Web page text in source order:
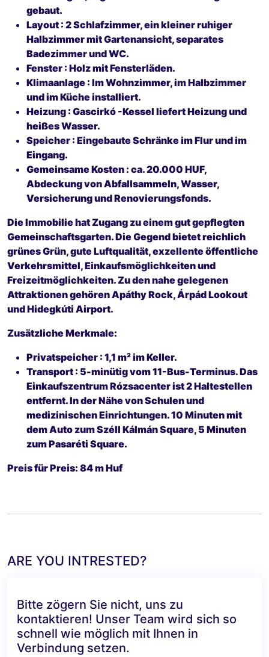
gebaut.
Layout : 2 Schlafzimmer, ein kleiner ruhiger
Halbzimmer mit Gartenansicht, separates
Badezimmer und WC.
Fenster : Holz mit Fensterläden.
Klimaanlage : Im Wohnzimmer, im Halbzimmer
und im Küche installiert.
Heizung : Gascirkó -Kessel liefert Heizung und
heißes Wasser.
Speicher : Eingebaute Schränke im Flur und im
Eingang.
Gemeinsame Kosten : ca. 20.000 HUF,
Abdeckung von Abfallsammeln, Wasser,
Versicherung und Renovierungsfonds.
Die Immobilie hat Zugang zu einem gut gepflegten
Gemeinschaftsgarten. Die Gegend bietet reichlich
grünes Grün, gute Luftqualität, exzellente öffentliche
Verkehrsmittel, Einkaufsmöglichkeiten und
Freizeitmöglichkeiten. Zu den nahe gelegenen
Attraktionen gehören Apáthy Rock, Árpád Lookout
und Hidegkúti Airport.
Zusätzliche Merkmale:
Privatspeicher : 1,1 m² im Keller.
Transport : 5-minütig vom 11-Bus-Terminus. Das
Einkaufszentrum Rózsacenter ist 2 Haltestellen
entfernt. In der Nähe von Schulen und
medizinischen Einrichtungen. 10 Minuten mit
dem Auto zum Széll Kálmán Square, 5 Minuten
zum Pasaréti Square.
Preis für Preis: 84 m Huf
ARE YOU INTRESTED?
Bitte zögern Sie nicht, uns zu
kontaktieren! Unser Team wird sich so
schnell wie möglich mit Ihnen in
Verbindung setzen.